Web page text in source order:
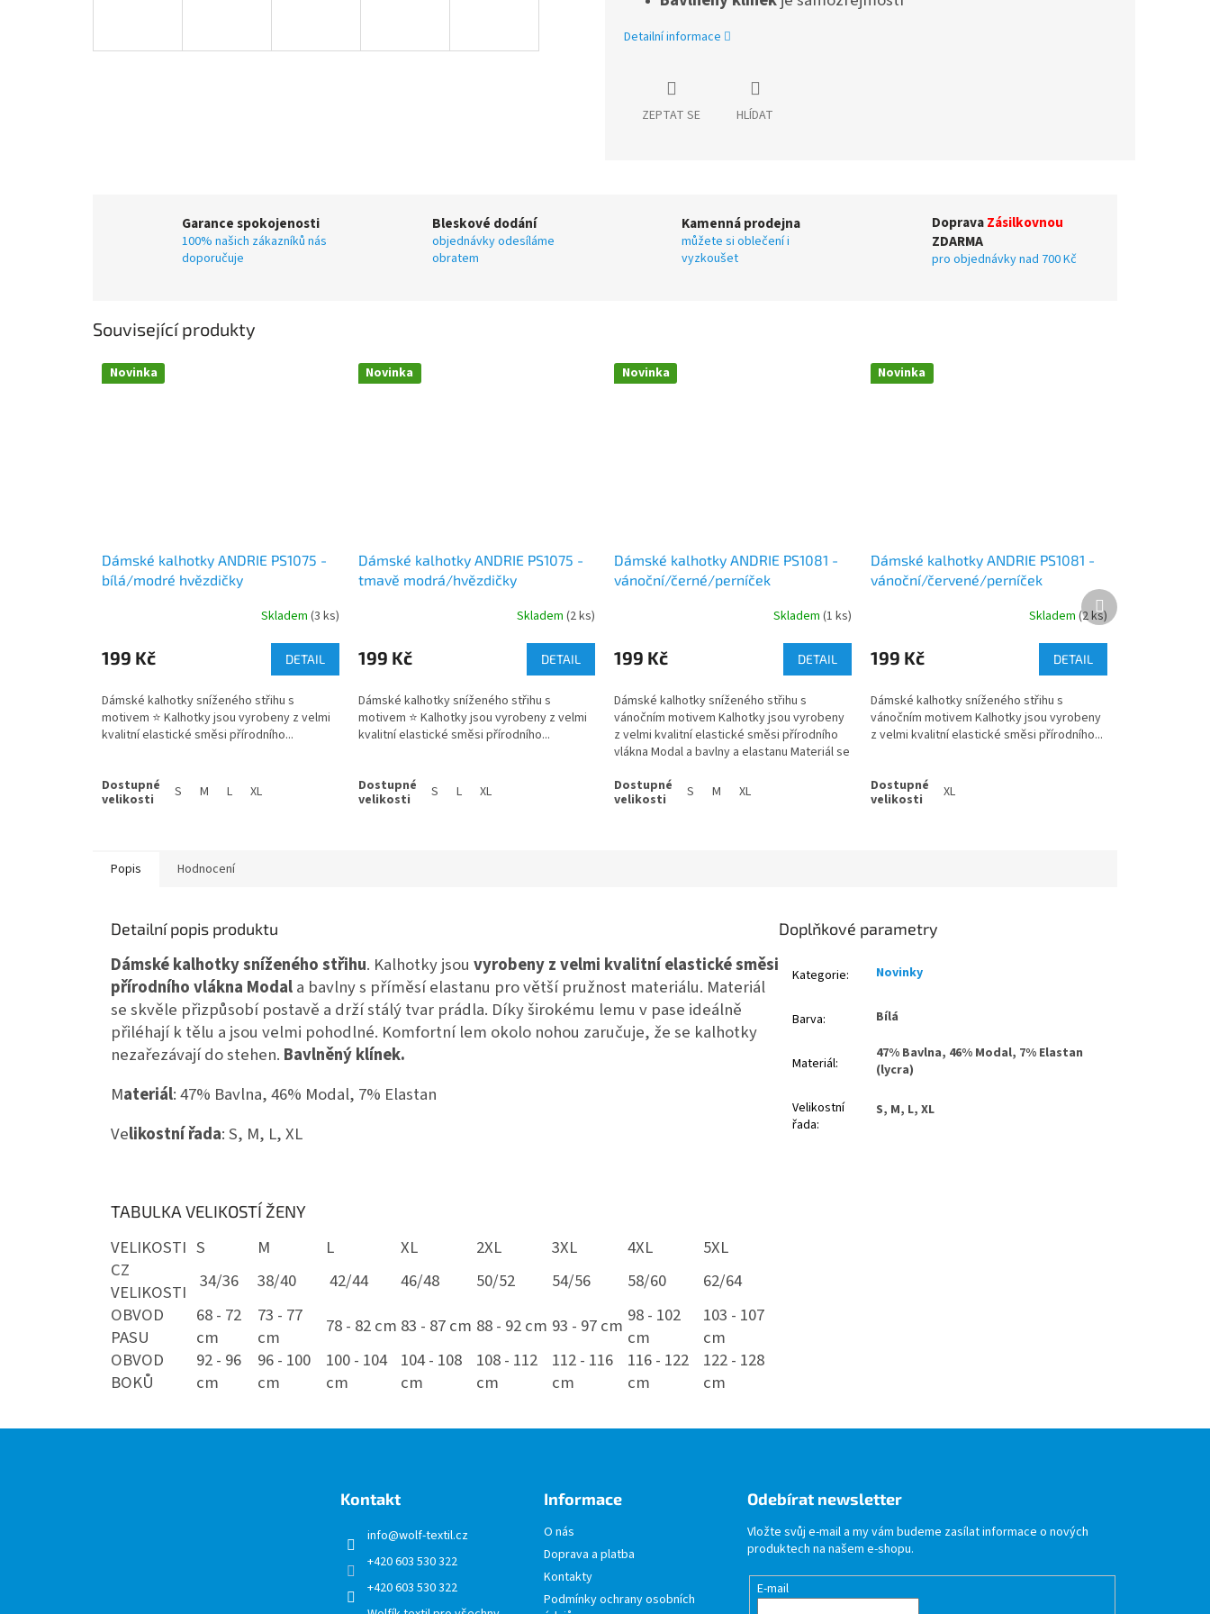
Detailní informace
ZEPTAT SE HLÍDAT
Garance spokojenosti
100% našich zákazníků nás
doporučuje
Bleskové dodání
objednávky odesíláme
obratem
Kamenná prodejna
můžete si oblečení i
vyzkoušet
DopravaZásilkovnou
ZDARMA
pro objednávky nad 700 Kč
Související produkty
Novinka
Dámské kalhotky ANDRIE PS1075 -
bílá/modré hvězdičky
Skladem (3 ks)
199 Kč DETAIL
Dámské kalhotky sníženého střihu s
motivem ⭐️ Kalhotky jsou vyrobeny z velmi
kvalitní elastické směsi přírodního...
S M L XL
Novinka
Dámské kalhotky ANDRIE PS1075 -
tmavě modrá/hvězdičky
Skladem (2 ks)
199 Kč DETAIL
Dámské kalhotky sníženého střihu s
motivem ⭐️ Kalhotky jsou vyrobeny z velmi
kvalitní elastické směsi přírodního...
S L XL
Novinka
Dámské kalhotky ANDRIE PS1081 -
vánoční/černé/perníček
Skladem (1 ks)
199 Kč DETAIL
Dámské kalhotky sníženého střihu s
vánočním motivem Kalhotky jsou vyrobeny
z velmi kvalitní elastické směsi přírodního
vlákna Modal a bavlny a elastanu Materiál se
S
M XL
Novinka
Dámské kalhotky ANDRIE PS1081 -
vánoční/červené/perníček
Skladem (2 ks)
199 Kč DETAIL
Dámské kalhotky sníženého střihu s
vánočním motivem Kalhotky jsou vyrobeny
z velmi kvalitní elastické směsi přírodního...
XL
Další
produkt
Popis Hodnocení
Detailní popis produktu
Dámské kalhotky sníženého střihu. Kalhotky jsou vyrobeny z velmi kvalitní elastické směsi
přírodního vlákna Modala bavlny s příměsí elastanu pro větší pružnost materiálu. Materiál
se skvěle přizpůsobí postavě a drží stálý tvar prádla. Díky širokému lemu v pase ideálně
přiléhají k tělu a jsou velmi pohodlné. Komfortní lem okolo nohou zaručuje, že se kalhotky
nezařezávají do stehen. Bavlněný klínek.
Materiál: 47% Bavlna, 46% Modal, 7% Elastan
Velikostní řada: S, M, L, XL
TABULKA VELIKOSTÍ ŽENY
VELIKOSTI S M L XL 2XL 3XL 4XL
5XL
CZ
VELIKOSTI
34/36 38/40 42/44 46/48 50/52 54/56 58/60
62/64
OBVOD
PASU
68 - 72
cm
73 - 77
cm
78 - 82 cm 83 - 87 cm 88 - 92 cm 93 - 97 cm 98 - 102
cm
103 - 107
cm
OBVOD
BOKŮ
92 - 96
cm
96 - 100
cm
100 - 104
cm
104 - 108
cm
108 - 112
cm
112 - 116
cm
116 - 122
cm
122 - 128
cm
Doplňkové parametry
Kategorie: Novinky
Barva: Bílá
Materiál:
47% Bavlna, 46% Modal, 7% Elastan
(lycra)
Velikostní
řada:
S, M, L, XL
Kontakt
info@wolf-textil.cz
+420 603 530 322
+420 603 530 322
Informace
O nás
Doprava a platba
Kontakty
Podmínky ochrany osobních
Odebírat newsletter
Vložte svůj e-mail a my vám budeme zasílat informace o nových
produktech na našem e-shopu.
E-mail